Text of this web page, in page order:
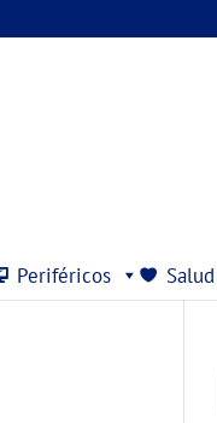
Periféricos